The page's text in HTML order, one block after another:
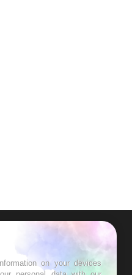
on your devices